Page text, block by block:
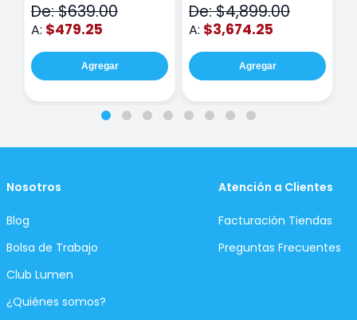
De: $639.00
A: $479.25
Agregar
De: $4,899.00
A: $3,674.25
Agregar
Nosotros
Blog
Bolsa de Trabajo
Club Lumen
¿Quiénes somos?
Atención a Clientes
Facturación Tiendas
Preguntas Frecuentes